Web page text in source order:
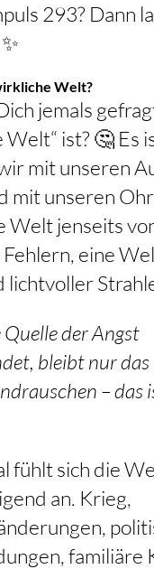
293? Dann
Welt?
jemals
Welt“ ist? 🤔 Es
mit unseren
mit unseren
Welt jenseits
eine
lichtvoller
Quelle der Angst
bleibt nur
– das
fühlt sich die
an. Krieg,
familiäre